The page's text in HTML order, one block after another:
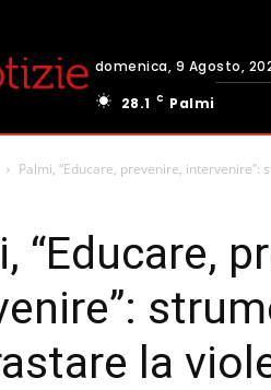
domenica, 9 Agosto,
28.1 C Palmi
Palmi, “Educare, prevenire,
“Educare,
la